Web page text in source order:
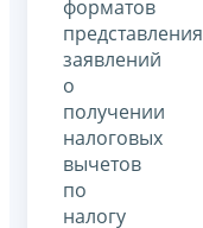
форматов
представления
заявлений
о
получении
налоговых
вычетов
по
налогу